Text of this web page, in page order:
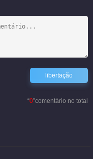
“0”comentário no total